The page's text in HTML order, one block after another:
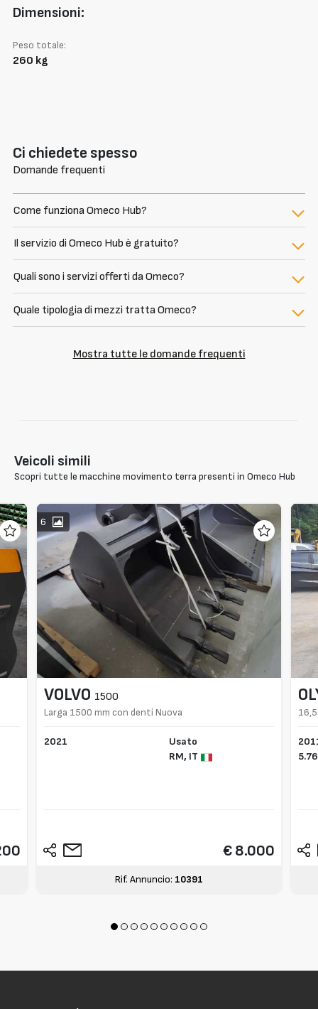
Dimensioni:
Peso totale:
260 kg
Ci chiedete spesso
Domande frequenti
Come funziona Omeco Hub?
Il servizio di Omeco Hub è gratuito?
Quali sono i servizi offerti da Omeco?
Quale tipologia di mezzi tratta Omeco?
Mostra tutte le domande frequenti
Veicoli simili
Scopri tutte le macchine movimento terra presenti in Omeco Hub
6
VOLVO 1500
Larga 1500 mm con denti Nuova
2021
Usato
RM, IT
€ 8.000
Rif. Annuncio: 10391